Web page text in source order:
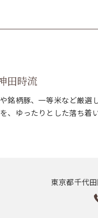
田時流
銘柄豚、一等米など厳選
、ゆったりとした落ち着
東京都千代